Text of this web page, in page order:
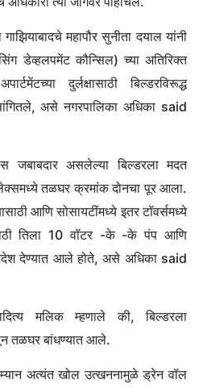
महापौर सुनीता दयाल यांनी
डेव्हलपमेंट कौन्सिल) च्या अतिरिक्त
दुर्लक्षासाठी बिल्डरविरूद्ध
असे नगरपालिका अधिका said
जबाबदार असलेल्या बिल्डरला मदत
तळघर क्रमांक दोनचा पूर आला.
आणि सोसायटींमध्ये इतर टॉवर्समध्ये
तिला 10 वॉटर -के -के पंप आणि
देण्यात आले होते, असे अधिका said
मलिक म्हणाले की, बिल्डरला
तळघर बांधण्यात आले.
अत्यंत खोल उत्खननामुळे ड्रेन वॉल